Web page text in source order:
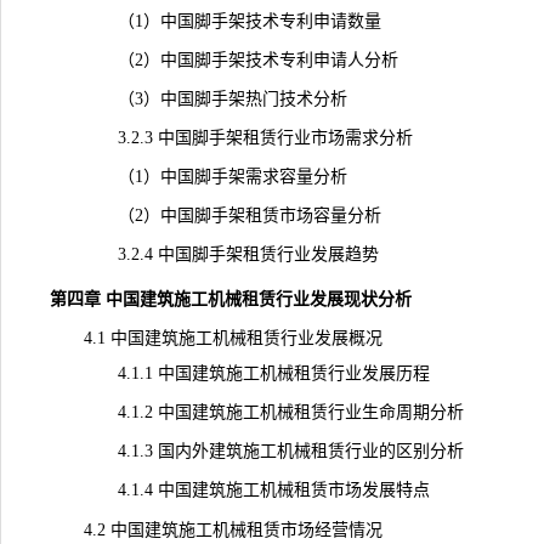
（1）中国脚手架技术专利申请数量
（2）中国脚手架技术专利申请人分析
（3）中国脚手架热门技术分析
3.2.3 中国脚手架租赁行业市场需求分析
（1）中国脚手架需求容量分析
（2）中国脚手架租赁市场容量分析
3.2.4 中国脚手架租赁行业发展趋势
第四章 中国建筑施工机械租赁行业发展现状分析
4.1 中国建筑施工机械租赁行业发展概况
4.1.1 中国建筑施工机械租赁行业发展历程
4.1.2 中国建筑施工机械租赁行业生命周期分析
4.1.3 国内外建筑施工机械租赁行业的区别分析
4.1.4 中国建筑施工机械租赁市场发展特点
4.2 中国建筑施工机械租赁市场经营情况